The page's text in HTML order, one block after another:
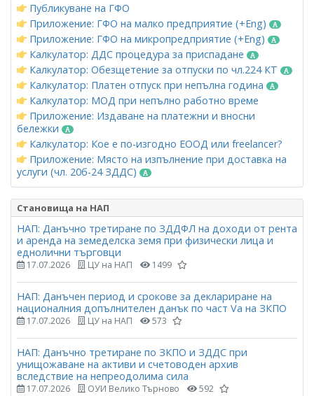
Публикуване на ГФО
Приложение: ГФО на малко предприятие (+Eng)
Приложение: ГФО на микропредприятие (+Eng)
Калкулатор: ДДС процедура за приспадане
Калкулатор: Обезщетение за отпуски по чл.224 КТ
Калкулатор: Платен отпуск при непълна година
Калкулатор: МОД при непълно работно време
Приложение: Издаване на платежни и вносни
бележки
Калкулатор: Кое е по-изгодно ЕООД или freelancer?
Приложение: Място на изпълнение при доставка на
услуги (чл. 20б-24 ЗДДС)
Становища на НАП
НАП: Данъчно третиране по ЗДДФЛ на доходи от рента
и аренда на земеделска земя при физически лица и
еднолични търговци
17.07.2026 ЦУ на НАП 1499
НАП: Данъчен период и срокове за деклариране на
националния допълнителен данък по част Vа на ЗКПО
17.07.2026 ЦУ на НАП 573
НАП: Данъчно третиране по ЗКПО и ЗДДС при
унищожаване на активи и счетоводен архив
вследствие на непреодолима сила
17.07.2026 ОУИ Велико Търново 592